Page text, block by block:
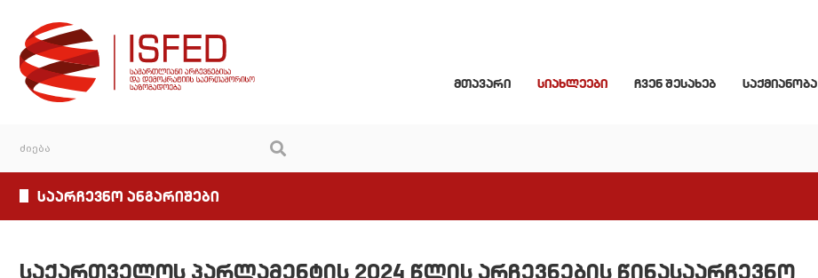
მთავარი სიახლეები ჩვენ შესახებ საქმიანობა
საარჩევნო ანგარიშები
საქართველოს პარლამენტის 2024 წლის არჩევნების წინასაარჩევნო